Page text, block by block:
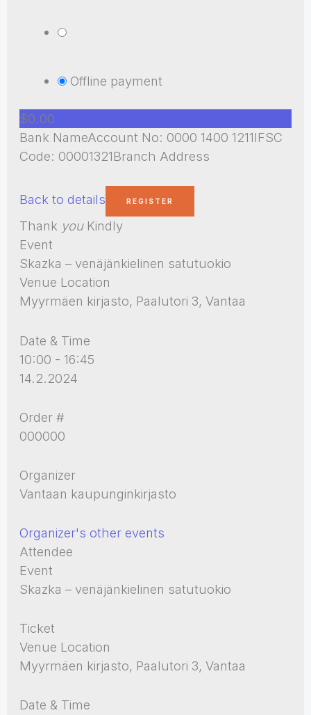
Offline payment
$0.00
Bank NameAccount No: 0000 1400 1211IFSC
Code: 00001321Branch Address
Back to details
Thank youKindly
Event
Skazka – venäjänkielinen satutuokio
Venue Location
Myyrmäen kirjasto, Paalutori 3, Vantaa
Date & Time
10:00 - 16:45
14.2.2024
Order #
000000
Organizer
Vantaan kaupunginkirjasto
Organizer's other events
Attendee
Event
Skazka – venäjänkielinen satutuokio
Ticket
Venue Location
Myyrmäen kirjasto, Paalutori 3, Vantaa
Date & Time